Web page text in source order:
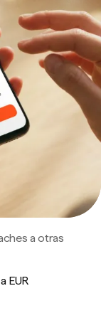
a otras
EUR